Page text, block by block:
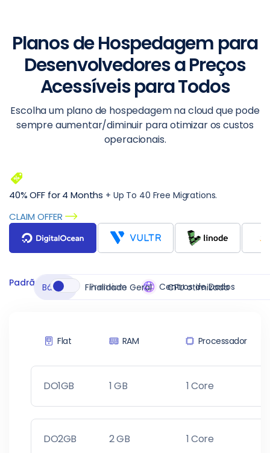
Planos de Hospedagem para
Desenvolvedores a Preços
Acessíveis para Todos
Escolha um plano de hospedagem na cloud que pode
sempre aumentar/diminuir para otimizar os custos
operacionais.
40% OFF for 4 Months + Up To 40 Free Migrations.
CLAIM OFFER
Básico Finalidade Geral CPU otimizada
Padrão Premium Centros de Dados
Flat RAM Processador
DO1GB 1 GB 1 Core
DO2GB 2 GB 1 Core